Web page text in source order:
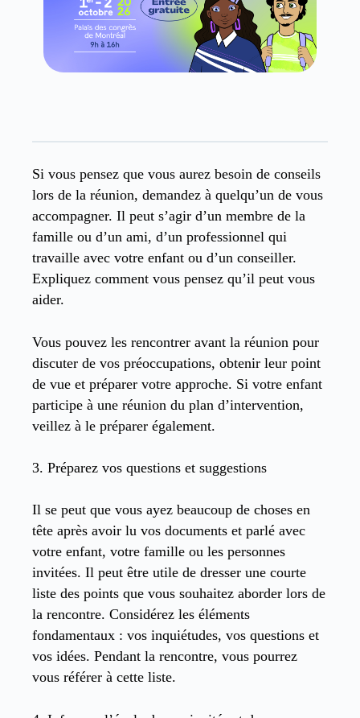
Si vous pensez que vous aurez besoin de conseils
lors de la réunion, demandez à quelqu’un de vous
accompagner. Il peut s’agir d’un membre de la
famille ou d’un ami, d’un professionnel qui
travaille avec votre enfant ou d’un conseiller.
Expliquez comment vous pensez qu’il peut vous
aider.
Vous pouvez les rencontrer avant la réunion pour
discuter de vos préoccupations, obtenir leur point
de vue et préparer votre approche. Si votre enfant
participe à une réunion du plan d’intervention,
veillez à le préparer également.
3. Préparez vos questions et suggestions
Il se peut que vous ayez beaucoup de choses en
tête après avoir lu vos documents et parlé avec
votre enfant, votre famille ou les personnes
invitées. Il peut être utile de dresser une courte
liste des points que vous souhaitez aborder lors de
la rencontre. Considérez les éléments
fondamentaux : vos inquiétudes, vos questions et
vos idées. Pendant la rencontre, vous pourrez
vous référer à cette liste.